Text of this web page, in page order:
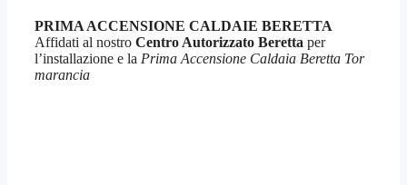
PRIMA ACCENSIONE CALDAIE BERETTA
Affidati al nostro Centro Autorizzato Beretta per
l’installazione e la Prima Accensione Caldaia Beretta Tor
marancia